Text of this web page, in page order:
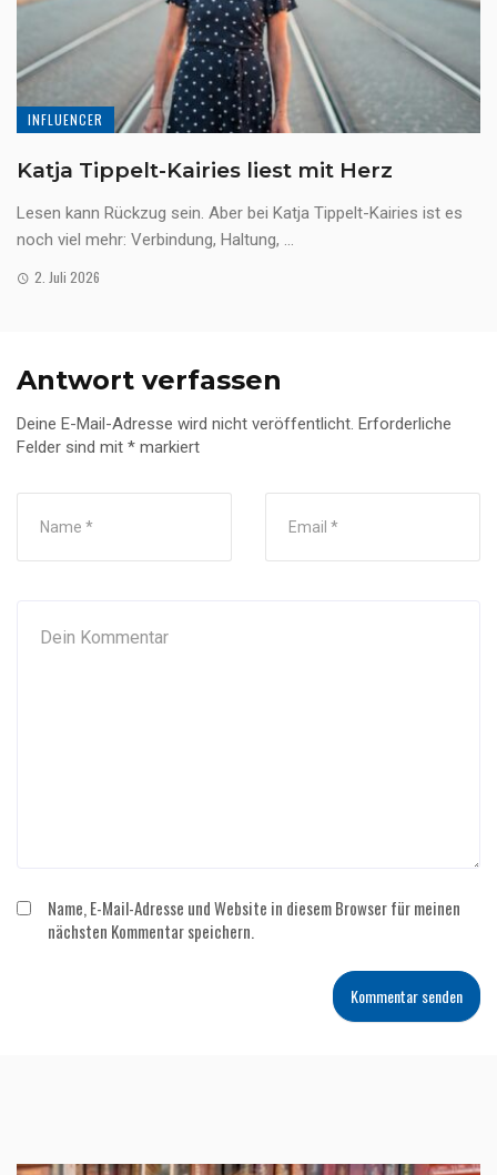
INFLUENCER
Katja Tippelt-Kairies liest mit Herz
Lesen kann Rückzug sein. Aber bei Katja Tippelt-Kairies ist es
noch viel mehr: Verbindung, Haltung, ...
2. Juli 2026
Antwort verfassen
Deine E-Mail-Adresse wird nicht veröffentlicht. Erforderliche
Felder sind mit * markiert
Name, E-Mail-Adresse und Website in diesem Browser für meinen
nächsten Kommentar speichern.